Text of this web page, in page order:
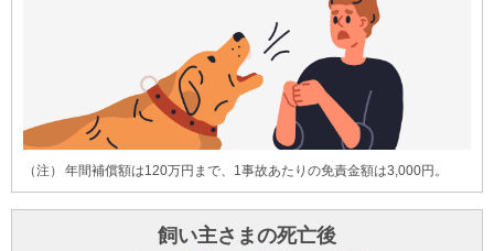
年間補償額は120万円まで、1事故あたりの免責金額は3,000円。
飼い主さまの死亡後